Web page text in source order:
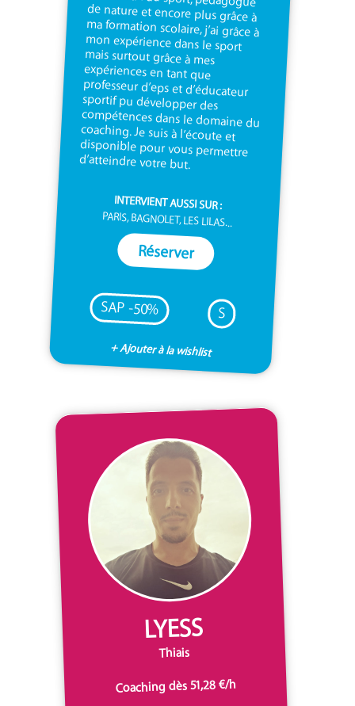
d’atteindre votre but.
INTERVIENT AUSSI SUR :
PARIS, BAGNOLET, LES LILAS...
Réserver
SAP -50% S
+ Ajouter à la wishlist
LYESS
Thiais
Coaching dès 51,28 €/h